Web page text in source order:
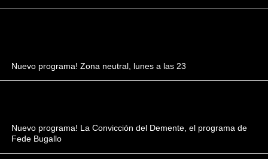
Nuevo programa! Zona neutral, lunes a las 23
Nuevo programa! La Convicción del Demente, el programa de
Fede Bugallo